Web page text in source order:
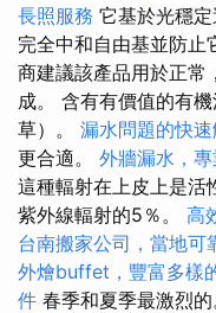
長照服務 它基於光穩
完全中和自由基並防止
商建議該產品用於正常
成。 含有有價值的有
草）。 漏水問題的快
更合適。 外牆漏水，
這種輻射在上皮上是活
紫外線輻射的5％。 高
台南搬家公司，當地可
外燴buffet，豐富多樣
件 春季和夏季最激烈的